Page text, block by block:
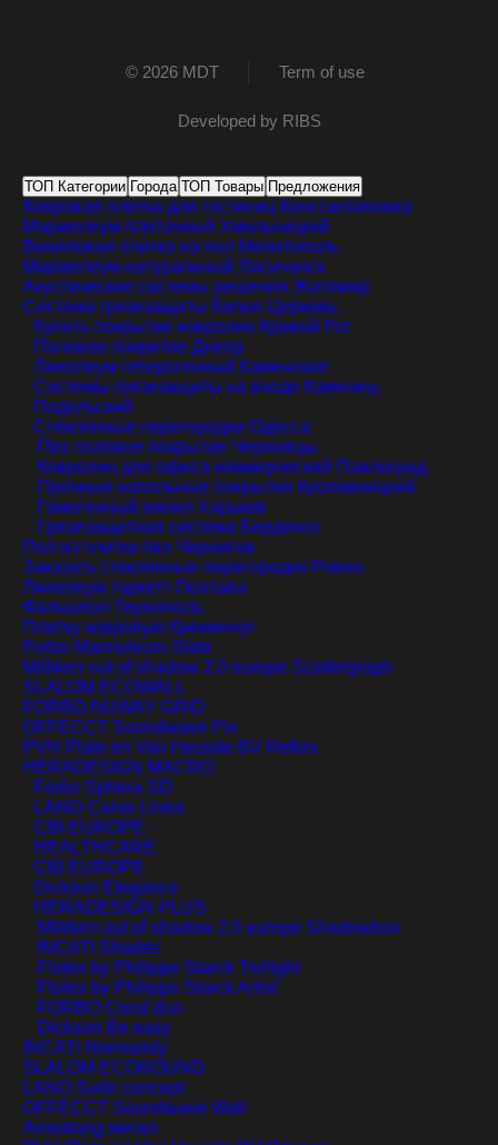
© 2026 MDT Term of use
Developed by RIBS
ТОП Категории Города ТОП Товары Предложения
Ковровая плитка для гостиниц Константиновка
Мармолеум плиточный Хмельницкий
Виниловая плитка на пол Мелитополь
Мармолеум натуральный Лисичанск
Акустические системы решения Житомир
Система грязезащиты Белая Церковь
Купить покрытие ковролин Кривой Рог
Половое покритие Днепр
Линолеум гетерогенный Каменское
Системы грязезащиты на входе Каменец-
Подольский
Стеклянные перегородки Одесса
Пвх половое покрытие Черновцы
Ковролин для офиса коммерческий Павлоград
Прочные напольные покрытия Кропивницкий
Гомогенный винил Харьков
Грязезащитная система Бердянск
Пол из плитки пвх Чернигов
Заказать стеклянные перегородки Ровно
Линолеум таркетт Полтава
Фальшпол Тернополь
Плитку ковровую Кременчуг
Forbo Marmoleum Slate
Milliken out of shadow 2.0 europe Scattergraph
SLALOM ECOWALL
FORBO NUWAY GRID
OFFECCT Soundwave Pix
PVH Plate en Van Heusde BV Reflex
HERADESIGN MACRO
Forbo Sphera SD
LANO Carve Linea
CBI EUROPE
HEALTHCARE
CBI EUROPE
Dickson Elegance
HERADESIGN PLUS
Milliken out of shadow 2.0 europe Shadowbox
INCATI Shades
Flotex by Philippe Starck Twilight
Flotex by Philippe Starck Artist
FORBO Coral duo
Dickson Be easy
INCATI Normandy
SLALOM ECOROUND
LANO Suite concept
OFFECCT Soundwave Wall
Armstrong метал